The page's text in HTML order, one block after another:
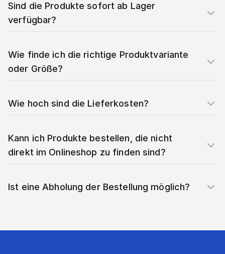
Sind die Produkte sofort ab Lager
verfügbar?
Wie finde ich die richtige Produktvariante
oder Größe?
Wie hoch sind die Lieferkosten?
Kann ich Produkte bestellen, die nicht
direkt im Onlineshop zu finden sind?
Ist eine Abholung der Bestellung möglich?